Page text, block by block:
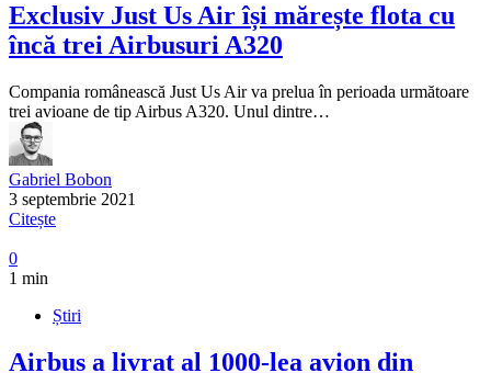
Exclusiv Just Us Air își mărește flota cu
încă trei Airbusuri A320
Compania românească Just Us Air va prelua în perioada următoare
trei avioane de tip Airbus A320. Unul dintre…
Gabriel Bobon
3 septembrie 2021
Citește
0
1 min
Știri
Airbus a livrat al 1000-lea avion din